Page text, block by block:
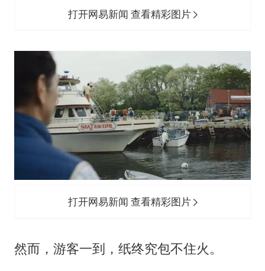
打开网易新闻 查看精彩图片
打开网易新闻 查看精彩图片
然而，游客一到，纸终究包不住火。